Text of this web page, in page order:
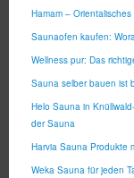
Hamam –
Saunaofen kaufen:
Wellness pur: Das
Sauna selber bauen ist
Helo Sauna in
der Sauna
Harvia Sauna Produkte
Weka Sauna für jeden